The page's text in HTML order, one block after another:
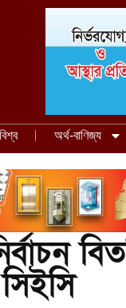
অর্থ-বাণিজ্য